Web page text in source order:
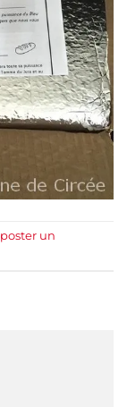
poster un